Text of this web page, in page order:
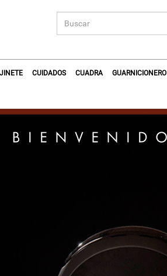
JINETE CUIDADOS CUADRA GUARNICIONERO